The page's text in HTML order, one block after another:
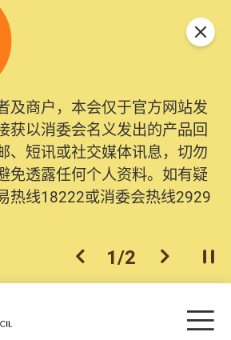
及商户，本会仅于官方网站发
获以消委会名义发出的产品回
、短讯或社交媒体讯息，切勿
免透露任何个人资料。如有疑
热线18222或消委会热线2929
上一个
1/2 下一个开
关闭
目